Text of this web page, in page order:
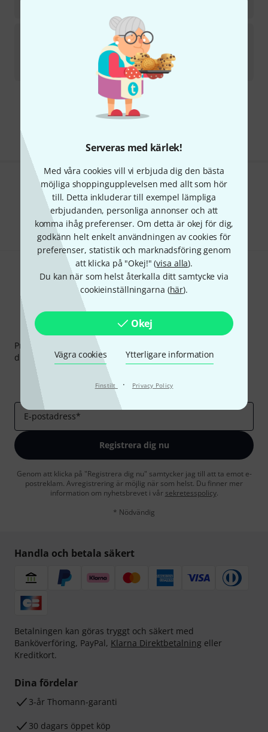
Serveras med kärlek!
Med våra cookies vill vi erbjuda dig den bästa
möjliga shoppingupplevelsen med allt som hör
till. Detta inkluderar till exempel lämpliga
erbjudanden, personliga annonser och att
komma ihåg preferenser. Om detta är okej för dig,
godkänn helt enkelt användningen av cookies för
preferenser, statistik och marknadsföring genom
att klicka på "Okej!" (visa alla).
Du kan när som helst återkalla ditt samtycke via
cookieinställningarna (här).
Okej
Vägra cookies Ytterligare information
Finstilt · Privacy Policy
4081 Rackmountkit 19"
i lager
2 666
Gratis frakt från 1 600 kr
Priset är inklusive moms
Gillar du vad du ser?
Dela Hjälp & Feedback
Thomann nyhetsbrev
Prenumererar på Thomanns Nyhetsbrev på engelska och
du kan med lite tur vinna en50 kupongvärd50 €
Inspirerande inlägg
Thomann Insikter
E-postadress*
Registrera dig nu
Genom att klicka på "Registrera dig nu" samtycker jag till att ta emot e-
postreklam. Avregistrering är möjlig när som helst. Du finner mer
information om nyhetsbrevet i vår sekretesspolicy.
* Nödvändig
Handla och betala säkert
Betalningen kan göras tryggt och säkert med
Banköverföring, PayPal, Klarna Direktbetalning eller
Kreditkort.
Dina fördelar
3-år Thomann-garanti
30 dagars öppet köp